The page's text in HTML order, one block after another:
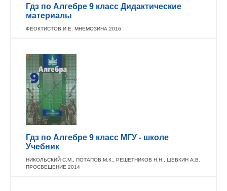
Гдз по Алгебре 9 класс Дидактические
материалы
ФЕОКТИСТОВ И.Е. МНЕМОЗИНА 2016
Гдз по Алгебре 9 класс МГУ - школе
Учебник
НИКОЛЬСКИЙ С.М., ПОТАПОВ М.К., РЕШЕТНИКОВ Н.Н., ШЕВКИН А.В.
ПРОСВЕЩЕНИЕ 2014